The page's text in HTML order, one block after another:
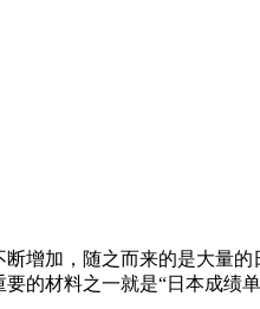
增加，随之而来的是大量
的材料之一就是“日本成绩单